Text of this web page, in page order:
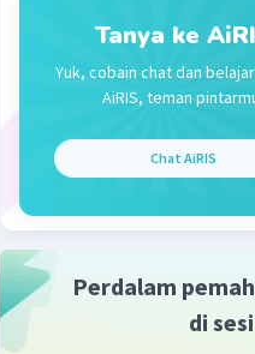
Jawaban
untuk nomor
X1- 3 = 0
X1 = 3
X2 = 1/2
Tanya ke
Yuk, cobain chat dan
AiRIS, teman
Chat AiRIS
Perdalam
di